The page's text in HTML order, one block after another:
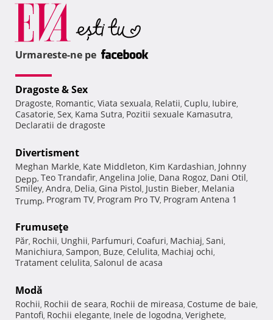
Urmareste-ne pe
Dragoste & Sex
Dragoste, Romantic, Viata sexuala, Relatii, Cuplu, Iubire,
Casatorie, Sex, Kama Sutra, Pozitii sexuale Kamasutra,
Declaratii de dragoste
Divertisment
Meghan Markle, Kate Middleton, Kim Kardashian, Johnny
Depp, Teo Trandafir, Angelina Jolie, Dana Rogoz, Dani Otil,
Smiley, Andra, Delia, Gina Pistol, Justin Bieber, Melania
Trump, Program TV, Program Pro TV, Program Antena 1
Frumuseţe
Păr, Rochii, Unghii, Parfumuri, Coafuri, Machiaj, Sani,
Manichiura, Sampon, Buze, Celulita, Machiaj ochi,
Tratament celulita, Salonul de acasa
Modă
Rochii, Rochii de seara, Rochii de mireasa, Costume de baie,
Pantofi, Rochii elegante, Inele de logodna, Verighete,